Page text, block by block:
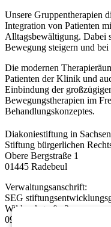
Unsere Gruppentherapien
Integration von Patienten
Alltagsbewältigung. Dabei
Bewegung steigern und
Die modernen
Patienten der Klinik und
Einbindung der
Bewegungstherapien im
Behandlungskonzeptes.
Diakoniestiftung in Sachsen
Stiftung bürgerlichen
Obere Bergstraße 1
01445 Radebeul
Verwaltungsanschrift:
SEG
Wildparkstraße 3
09247 Chemnitz